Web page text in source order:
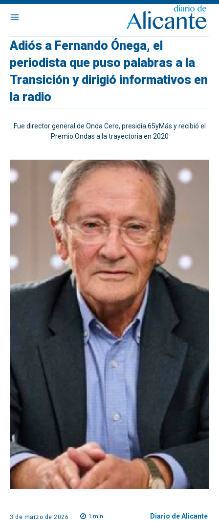
Adiós a Fernando Ónega, el
periodista que puso palabras a la
Transición y dirigió informativos en
la radio
Fue director general de Onda Cero, presidía 65yMás y recibió el
Premio Ondas a la trayectoria en 2020
3 de marzo de 2026 1 min. Diario de Alicante